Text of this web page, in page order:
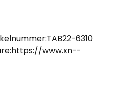
TAB22-6310
https://www.xn--